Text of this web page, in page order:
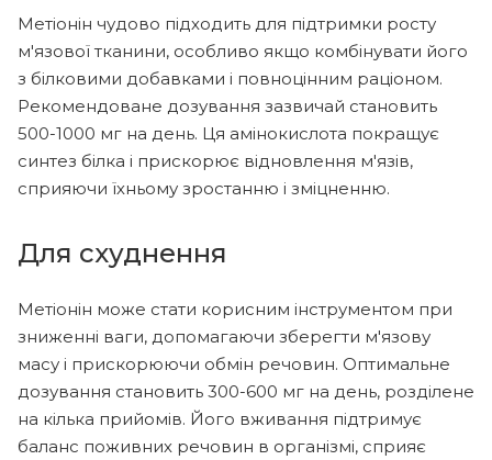
Метіонін чудово підходить для підтримки росту
м'язової тканини, особливо якщо комбінувати його
з білковими добавками і повноцінним раціоном.
Рекомендоване дозування зазвичай становить
500-1000 мг на день. Ця амінокислота покращує
синтез білка і прискорює відновлення м'язів,
сприяючи їхньому зростанню і зміцненню.
Для схуднення
Метіонін може стати корисним інструментом при
зниженні ваги, допомагаючи зберегти м'язову
масу і прискорюючи обмін речовин. Оптимальне
дозування становить 300-600 мг на день, розділене
на кілька прийомів. Його вживання підтримує
баланс поживних речовин в організмі, сприяє